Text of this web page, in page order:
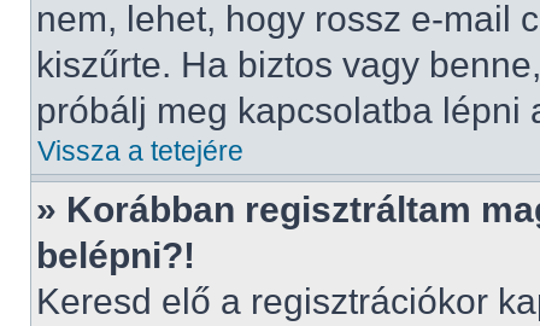
nem, lehet, hogy rossz e-mail
kiszűrte. Ha biztos vagy
próbálj meg kapcsolatba lépni
Vissza a tetejére
» Korábban regisztráltam
belépni?!
Keresd elő a regisztrációkor